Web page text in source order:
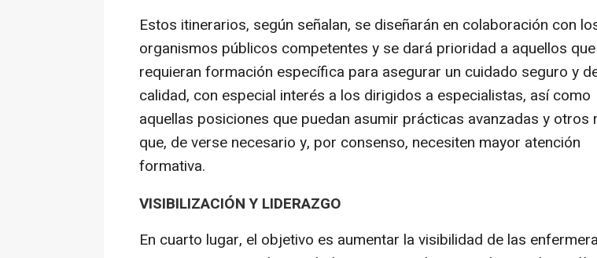
Estos itinerarios, según señalan, se diseñarán en colaboración con
organismos públicos competentes y se dará prioridad a aquellos que
requieran formación específica para asegurar un cuidado seguro y
calidad, con especial interés a los dirigidos a especialistas, así como
aquellas posiciones que puedan asumir prácticas avanzadas y otros
que, de verse necesario y, por consenso, necesiten mayor atención
formativa.
VISIBILIZACIÓN Y LIDERAZGO
En cuarto lugar, el objetivo es aumentar la visibilidad de las